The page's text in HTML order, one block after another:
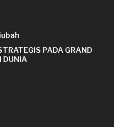
PADA GRAND
DUNIA